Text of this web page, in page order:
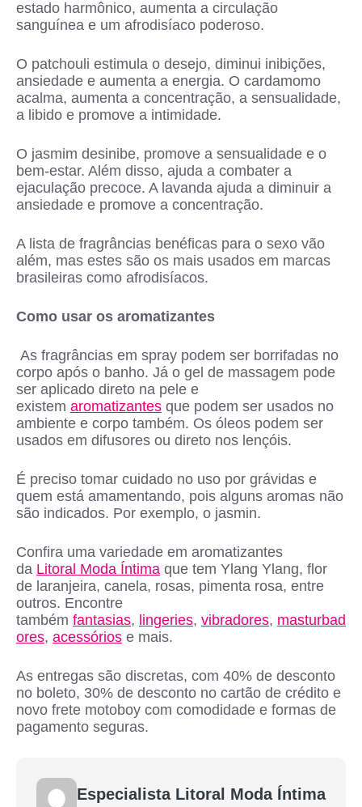
estado harmônico, aumenta a circulação
sanguínea e um afrodisíaco poderoso.
O patchouli estimula o desejo, diminui inibições,
ansiedade e aumenta a energia. O cardamomo
acalma, aumenta a concentração, a sensualidade,
a libido e promove a intimidade.
O jasmim desinibe, promove a sensualidade e o
bem-estar. Além disso, ajuda a combater a
ejaculação precoce. A lavanda ajuda a diminuir a
ansiedade e promove a concentração.
A lista de fragrâncias benéficas para o sexo vão
além, mas estes são os mais usados em marcas
brasileiras como afrodisíacos.
Como usar os aromatizantes
As fragrâncias em spray podem ser borrifadas no
corpo após o banho. Já o gel de massagem pode
ser aplicado direto na pele e
existem aromatizantes que podem ser usados no
ambiente e corpo também. Os óleos podem ser
usados em difusores ou direto nos lençóis.
É preciso tomar cuidado no uso por grávidas e
quem está amamentando, pois alguns aromas não
são indicados. Por exemplo, o jasmin.
Confira uma variedade em aromatizantes
da Litoral Moda Íntima que tem Ylang Ylang, flor
de laranjeira, canela, rosas, pimenta rosa, entre
outros. Encontre
também fantasias, lingeries, vibradores, masturbad
ores, acessórios e mais.
As entregas são discretas, com 40% de desconto
no boleto, 30% de desconto no cartão de crédito e
novo frete motoboy com comodidade e formas de
pagamento seguras.
Especialista Litoral Moda Íntima